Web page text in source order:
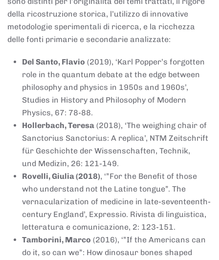
della ricostruzione storica, l’utilizzo di innovative
metodologie sperimentali di ricerca, e la ricchezza
delle fonti primarie e secondarie analizzate:
Del Santo, Flavio (2019), ‘Karl Popper’s forgotten
role in the quantum debate at the edge between
philosophy and physics in 1950s and 1960s’,
Studies in History and Philosophy of Modern
Physics, 67: 78-88.
Hollerbach, Teresa (2018), ‘The weighing chair of
Sanctorius Sanctorius: A replica’, NTM Zeitschrift
für Geschichte der Wissenschaften, Technik,
und Medizin, 26: 121-149.
Rovelli, Giulia (2018), ‘”For the Benefit of those
who understand not the Latine tongue”. The
vernacularization of medicine in late-seventeenth-
century England’, Expressio. Rivista di linguistica,
letteratura e comunicazione, 2: 123-151.
Tamborini, Marco (2016), ‘”If the Americans can
do it, so can we”: How dinosaur bones shaped